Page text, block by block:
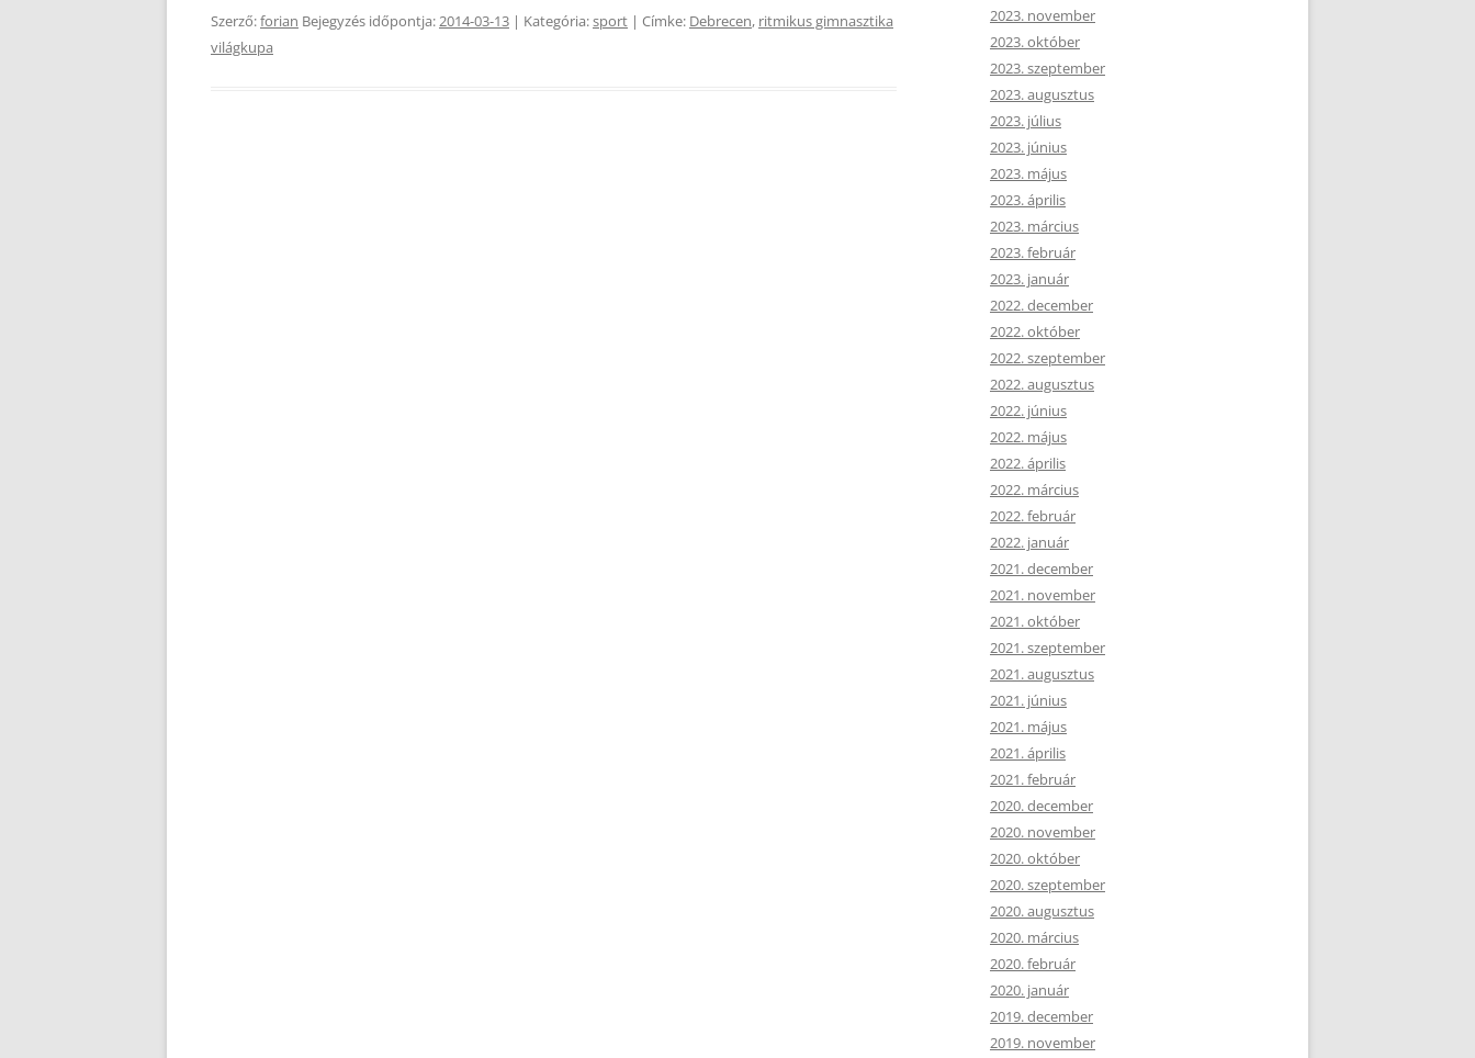
Szerző:forian Bejegyzés időpontja:2014-03-13 | Kategória:sport | Címke: Debrecen, ritmikus gimnasztika
világkupa
2023. november
2023. október
2023. szeptember
2023. augusztus
2023. július
2023. június
2023. május
2023. április
2023. március
2023. február
2023. január
2022. december
2022. október
2022. szeptember
2022. augusztus
2022. június
2022. május
2022. április
2022. március
2022. február
2022. január
2021. december
2021. november
2021. október
2021. szeptember
2021. augusztus
2021. június
2021. május
2021. április
2021. február
2020. december
2020. november
2020. október
2020. szeptember
2020. augusztus
2020. március
2020. február
2020. január
2019. december
2019. november